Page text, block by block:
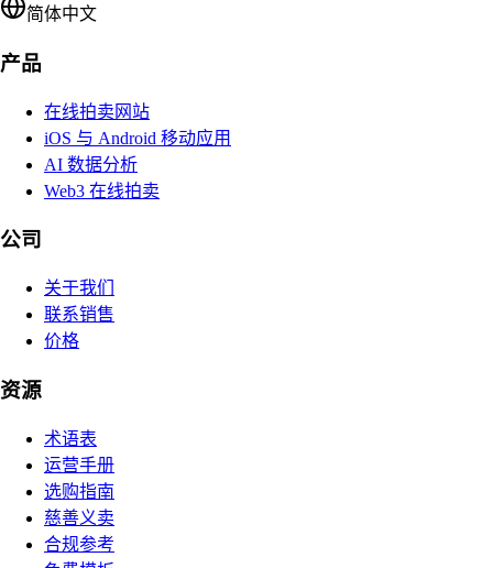
简体中文
产品
在线拍卖网站
iOS 与 Android 移动应用
AI 数据分析
Web3 在线拍卖
公司
关于我们
联系销售
价格
资源
术语表
运营手册
选购指南
慈善义卖
合规参考